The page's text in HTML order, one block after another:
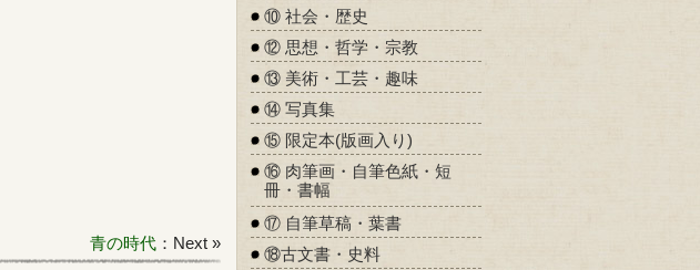
青の時代 ：Next »
⑩ 社会・歴史
⑫ 思想・哲学・宗教
⑬ 美術・工芸・趣味
⑭ 写真集
⑮ 限定本(版画入り)
⑯ 肉筆画・自筆色紙・短
冊・書幅
⑰ 自筆草稿・葉書
⑱古文書・史料